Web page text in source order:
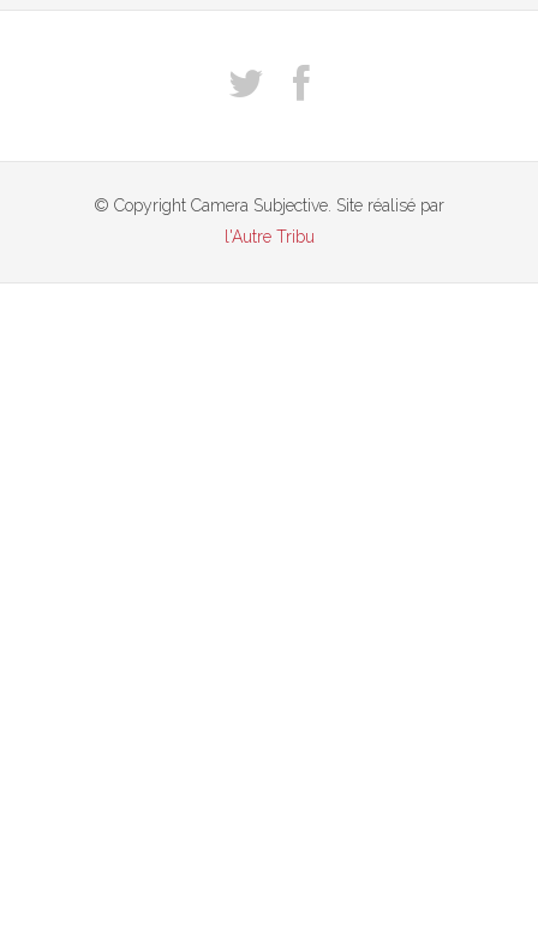
© Copyright Camera Subjective. Site réalisé par
l'Autre Tribu